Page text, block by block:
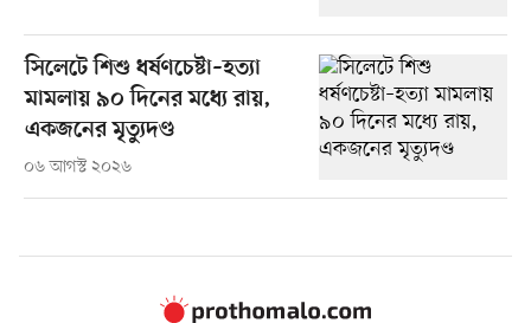
সিলেটে শিশু ধর্ষণচেষ্টা–হত্যা
মামলায় ৯০ দিনের মধ্যে রায়,
একজনের মৃত্যুদণ্ড
০৬ আগস্ট ২০২৬